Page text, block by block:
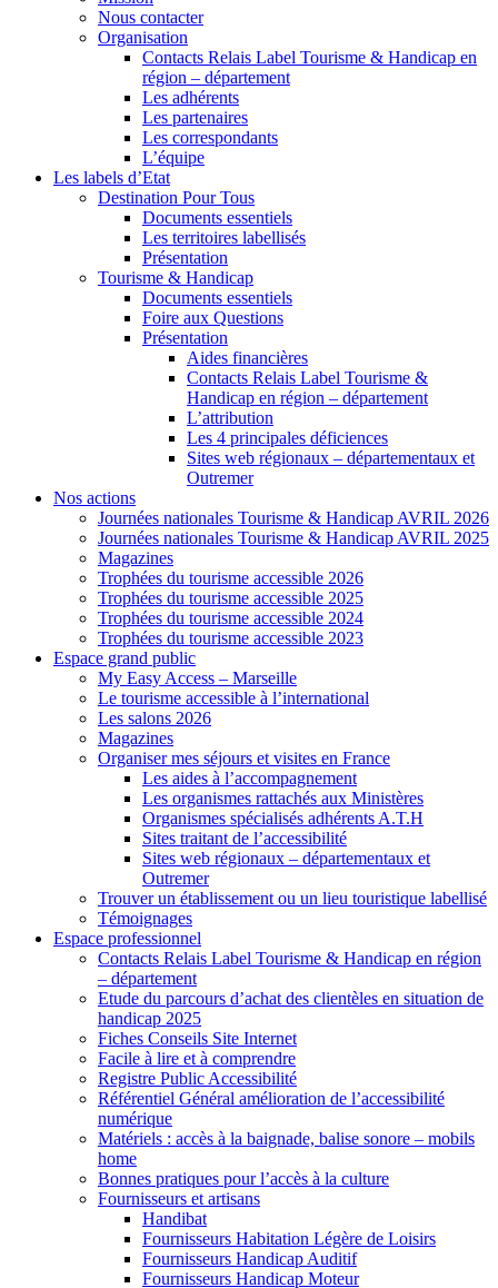
Nous contacter
Organisation
Contacts Relais Label Tourisme & Handicap en
région – département
Les adhérents
Les partenaires
Les correspondants
L’équipe
Les labels d’Etat
Destination Pour Tous
Documents essentiels
Les territoires labellisés
Présentation
Tourisme & Handicap
Documents essentiels
Foire aux Questions
Présentation
Aides financières
Contacts Relais Label Tourisme &
Handicap en région – département
L’attribution
Les 4 principales déficiences
Sites web régionaux – départementaux et
Outremer
Nos actions
Journées nationales Tourisme & Handicap AVRIL 2026
Journées nationales Tourisme & Handicap AVRIL 2025
Magazines
Trophées du tourisme accessible 2026
Trophées du tourisme accessible 2025
Trophées du tourisme accessible 2024
Trophées du tourisme accessible 2023
Espace grand public
My Easy Access – Marseille
Le tourisme accessible à l’international
Les salons 2026
Magazines
Organiser mes séjours et visites en France
Les aides à l’accompagnement
Les organismes rattachés aux Ministères
Organismes spécialisés adhérents A.T.H
Sites traitant de l’accessibilité
Sites web régionaux – départementaux et
Outremer
Trouver un établissement ou un lieu touristique labellisé
Témoignages
Espace professionnel
Contacts Relais Label Tourisme & Handicap en région
– département
Etude du parcours d’achat des clientèles en situation de
handicap 2025
Fiches Conseils Site Internet
Facile à lire et à comprendre
Registre Public Accessibilité
Référentiel Général amélioration de l’accessibilité
numérique
Matériels : accès à la baignade, balise sonore – mobils
home
Bonnes pratiques pour l’accès à la culture
Fournisseurs et artisans
Handibat
Fournisseurs Habitation Légère de Loisirs
Fournisseurs Handicap Auditif
Fournisseurs Handicap Moteur